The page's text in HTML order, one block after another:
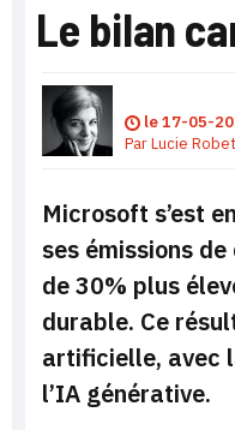
Le bilan
le17-05-
ParLucie Robet
Microsoft s’est
ses émissions
de 30% plus
durable. Ce
artificielle, avec
l’IA générative.